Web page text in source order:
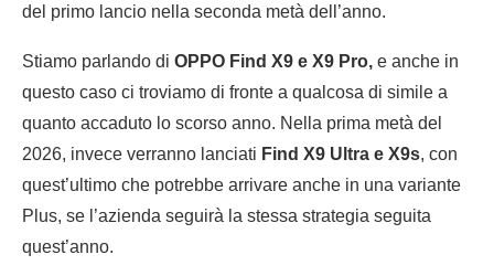
del primo lancio nella seconda metà dell’anno.
Stiamo parlando di OPPO Find X9 e X9 Pro, e anche in
questo caso ci troviamo di fronte a qualcosa di simile a
quanto accaduto lo scorso anno. Nella prima metà del
2026, invece verranno lanciati Find X9 Ultra e X9s, con
quest’ultimo che potrebbe arrivare anche in una variante
Plus, se l’azienda seguirà la stessa strategia seguita
quest’anno.